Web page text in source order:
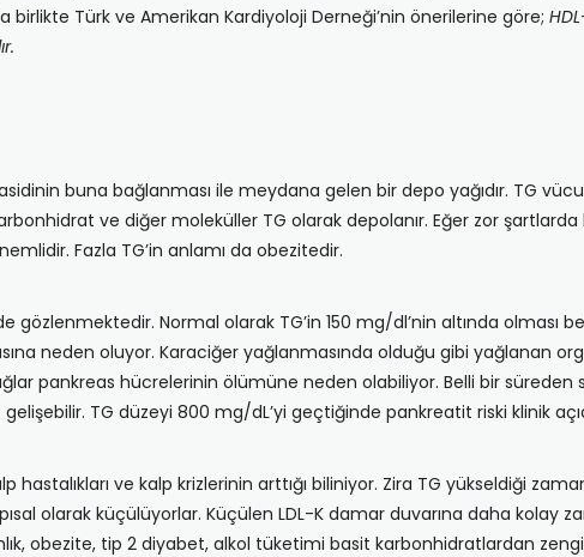
Türk ve Amerikan Kardiyoloji Derneği’nin önerilerine göre;
buna bağlanması ile meydana gelen bir depo yağıdır. TG
ve diğer moleküller TG olarak depolanır. Eğer zor
Fazla TG’in anlamı da obezitedir.
Normal olarak TG’in 150 mg/dl’nin altında olması
neden oluyor. Karaciğer yağlanmasında olduğu gibi yağlanan
pankreas hücrelerinin ölümüne neden olabiliyor. Belli bir süreden
TG düzeyi 800 mg/dL’yi geçtiğinde pankreatit riski klinik
ve kalp krizlerinin arttığı biliniyor. Zira TG yükseldiği
olarak küçülüyorlar. Küçülen LDL-K damar duvarına daha kolay
obezite, tip 2 diyabet, alkol tüketimi basit karbonhidratlardan